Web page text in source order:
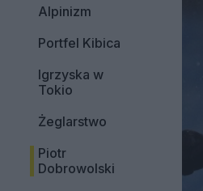
Alpinizm
Portfel Kibica
Igrzyska w
Tokio
Żeglarstwo
Piotr
Dobrowolski